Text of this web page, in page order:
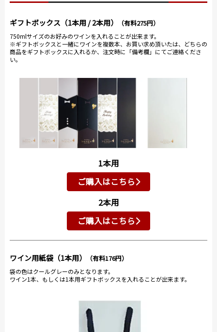
ギフトボックス（1本用 / 2本用） （有料275円）
750mlサイズのお好みのワインを入れることが出来ます。
※ギフトボックスと一緒にワインを複数本、お買い求め頂いたは、どちらの
商品をギフトボックスに入れるか、注文時に「備考欄」にてご連絡くださ
い。
1本用
ご購入はこちら
2本用
ご購入はこちら
ワイン用紙袋（1本用） （有料176円）
袋の色はクールグレーのみとなります。
ワイン1本、もしくは1本用ギフトボックスを入れることが出来ます。